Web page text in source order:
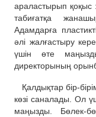
араластырып қоқыс
табиғатқа
Адамдарға
әлі жалғастыру
үшін өте
директорының
Қалдықтар бір-
көзі саналады. Ол
маңызды. Бөлек-